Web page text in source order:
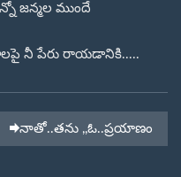
జన్మల ముందే
నీ పేరు రాయడానికి.....
నాతో..తను ,,ఓ..ప్రయాణం